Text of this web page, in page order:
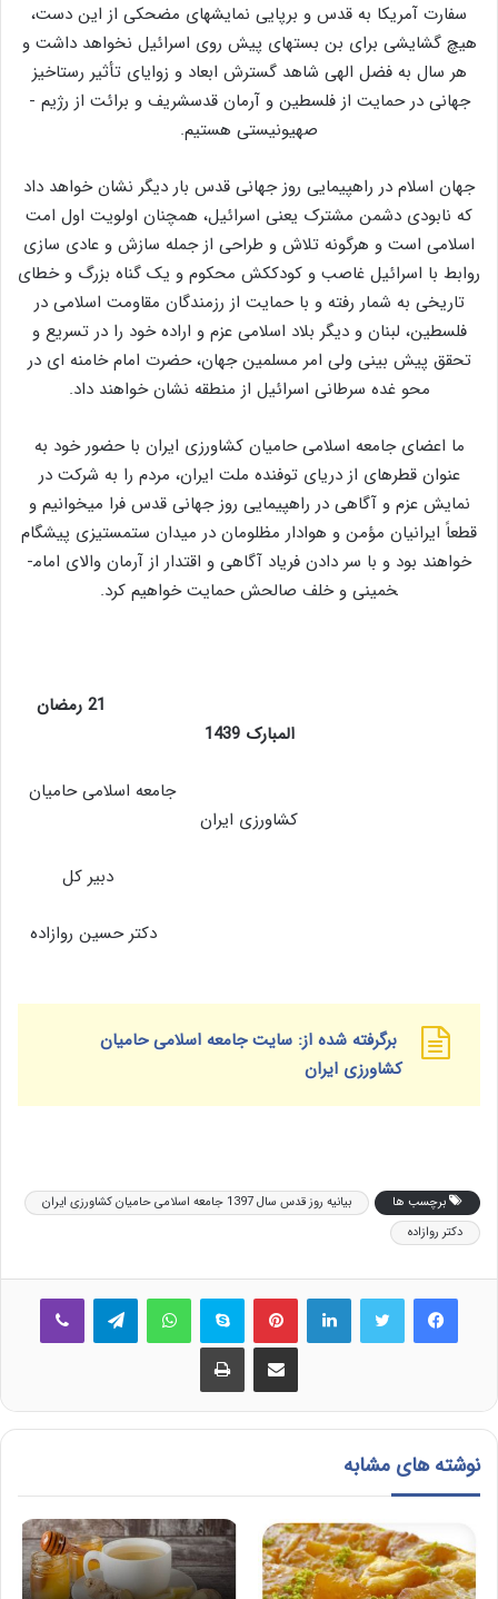
سفارت آمریکا به قدس و برپایی نمایش­های مضحکی از این دست،
هیچ­ گشایشی برای بن­ بست­های پیش­ روی اسرائیل نخواهد داشت و
هر سال به فضل ­الهی شاهد گسترش ­ابعاد و زوایای تأثیر رستاخیز
جهانی در حمایت از فلسطین و آرمان قدس­شریف و برائت از رژیم ­
صهیونیستی هستیم.
جهان اسلام در راهپیمایی روز جهانی قدس بار دیگر نشان خواهد داد
که نابودی دشمن مشترک یعنی اسرائیل، همچنان اولویت اول امت
اسلامی است و هرگونه تلاش و طراحی از جمله سازش و عادی سازی
روابط با اسرائیل غاصب و کودک­کش محکوم و یک گناه بزرگ و خطای
تاریخی به شمار رفته و با حمایت از رزمندگان مقاومت اسلامی در
فلسطین، لبنان و دیگر بلاد اسلامی عزم و اراده خود را در تسریع و
تحقق پیش بینی ولی امر مسلمین جهان، حضرت امام خامنه ای در
محو غده سرطانی اسرائیل از منطقه نشان خواهند داد.
ما اعضای جامعه ­اسلامی ­حامیان ­کشاورزی ایران با حضور خود به
عنوان قطره­ای از دریای توفنده ملت ایران، مردم را به شرکت در
نمایش عزم و آگاهی در راهپیمایی روز جهانی قدس فرا می­خوانیم و
قطعاً ایرانیان مؤمن و هوادار مظلومان در میدان ستم­ستیزی پیشگام
خواهند بود و با سر دادن فریاد آگاهی و اقتدار از آرمان والای امام­
خمینی و خلف صالحش حمایت خواهیم کرد.
21 رمضان
المبارک 1439
جامعه اسلامی حامیان
کشاورزی ایران
دبیر کل
دکتر حسین روازاده
برگرفته شده از: سایت جامعه اسلامی حامیان
کشاورزی ایران
برچسب ها
بیانیه روز قدس سال 1397 جامعه اسلامی حامیان کشاورزی ایران
دکتر روازاده
فیس بوک لینکدین ‫پین‌ترست اسکایپ واتس آپ
اشتراک گذاری از طریق ایمیل چاپ
نوشته های مشابه